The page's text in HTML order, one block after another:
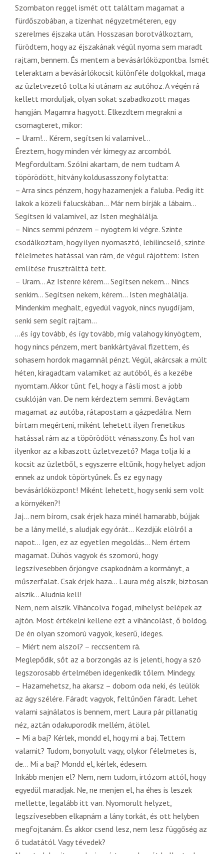
Szombaton reggel ismét ott találtam magamat a
fürdőszobában, a tizenhat négyzetméteren, egy
szerelmes éjszaka után. Hosszasan borotválkoztam,
fürödtem, hogy az éjszakának végül nyoma sem maradt
rajtam, bennem. És mentem a bevásárlóközpontba. Ismét
teleraktam a bevásárlókocsit különféle dolgokkal, maga
az üzletvezető tolta ki utánam az autóhoz. A végén rá
kellett morduljak, olyan sokat szabadkozott magas
hangján. Magamra hagyott. Elkezdtem megrakni a
csomagteret, mikor:
– Uram!… Kérem, segítsen ki valamivel…
Éreztem, hogy minden vér kimegy az arcomból.
Megfordultam. Szólni akartam, de nem tudtam A
töpörödött, hitvány koldusasszony folytatta:
– Arra sincs pénzem, hogy hazamenjek a faluba. Pedig itt
lakok a közeli falucskában… Már nem bírják a lábaim…
Segítsen ki valamivel, az Isten meghálálja.
– Nincs semmi pénzem – nyögtem ki végre. Szinte
csodálkoztam, hogy ilyen nyomasztó, lebilincselő, szinte
félelmetes hatással van rám, de végül rájöttem: Isten
említése frusztrálttá tett.
– Uram… Az Istenre kérem… Segítsen nekem… Nincs
senkim… Segítsen nekem, kérem… Isten meghálálja.
Mindenkim meghalt, egyedül vagyok, nincs nyugdíjam,
senki sem segít rajtam…
…és így tovább, és így tovább, míg valahogy kinyögtem,
hogy nincs pénzem, mert bankkártyával fizettem, és
sohasem hordok magamnál pénzt. Végül, akárcsak a múlt
héten, kiragadtam valamiket az autóból, és a kezébe
nyomtam. Akkor tűnt fel, hogy a fásli most a jobb
csuklóján van. De nem kérdeztem semmi. Bevágtam
magamat az autóba, rátapostam a gázpedálra. Nem
bírtam megérteni, miként lehetett ilyen frenetikus
hatással rám az a töpörödött vénasszony. És hol van
ilyenkor az a kibaszott üzletvezető? Maga tolja ki a
kocsit az üzletből, s egyszerre eltűnik, hogy helyet adjon
ennek az undok töpörtyűnek. És ez egy nagy
bevásárlóközpont! Miként lehetett, hogy senki sem volt
a környéken?!
Jaj… nem bírom, csak érjek haza minél hamarabb, bújjak
be a lány mellé, s aludjak egy órát… Kezdjük elölről a
napot… Igen, ez az egyetlen megoldás… Nem értem
magamat. Dühös vagyok és szomorú, hogy
legszívesebben őrjöngve csapkodnám a kormányt, a
műszerfalat. Csak érjek haza… Laura még alszik, biztosan
alszik… Aludnia kell!
Nem, nem alszik. Viháncolva fogad, mihelyst belépek az
ajtón. Most értékelni kellene ezt a viháncolást, ő boldog.
De én olyan szomorú vagyok, keserű, ideges.
– Miért nem alszol? – reccsentem rá.
Meglepődik, sőt az a borzongás az is jelenti, hogy a szó
legszorosabb értelmében idegenkedik tőlem. Mindegy.
– Hazamehetsz, ha akarsz – dobom oda neki, és leülök
az ágy szélére. Fáradt vagyok, feltűnően fáradt. Lehet
valami sajnálatos is bennem, mert Laura pár pillanatig
néz, aztán odakuporodik mellém, átölel.
– Mi a baj? Kérlek, mondd el, hogy mi a baj. Tettem
valamit? Tudom, bonyolult vagy, olykor félelmetes is,
de… Mi a baj? Mondd el, kérlek, édesem.
Inkább menjen el? Nem, nem tudom, irtózom attól, hogy
egyedül maradjak. Ne, ne menjen el, ha éhes is leszek
mellette, legalább itt van. Nyomorult helyzet,
legszívesebben elkapnám a lány torkát, és ott helyben
megfojtanám. És akkor csend lesz, nem lesz függőség az
ő tudatától. Vagy tévedek?